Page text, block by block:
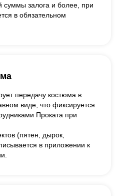
суммы залога и более, при
в обязательном
передачу костюма в
виде, что фиксируется
Проката при
(пятен, дырок,
в приложении к